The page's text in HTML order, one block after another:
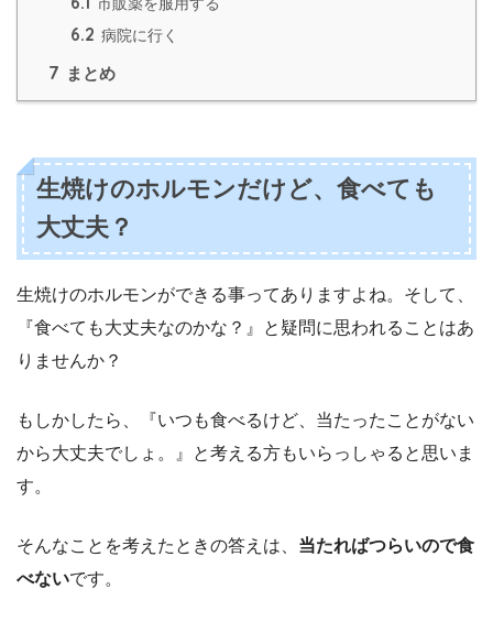
6.2 病院に行く
7 まとめ
生焼けのホルモンだけど、食べても
大丈夫？
生焼けのホルモンができる事ってありますよね。そして、
『食べても大丈夫なのかな？』と疑問に思われることはあ
りませんか？
もしかしたら、『いつも食べるけど、当たったことがない
から大丈夫でしょ。』と考える方もいらっしゃると思いま
す。
そんなことを考えたときの答えは、 当たればつらいので食
べないです。